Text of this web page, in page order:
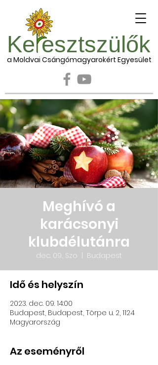
Ke esztszülők
a Moldvai Csángómagyarokért Egyesület
Meghívó a
karácsonyi
klubdélutánra
dec. 09., Szo Budapest
Idő és helyszín
2023. dec. 09. 14:00
Budapest, Budapest, Törpe u. 2, 1124
Magyarország
Az eseményről